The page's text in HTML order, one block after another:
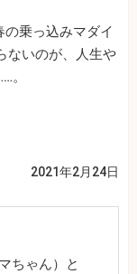
乗っ込みマダイ
ないのが、人生や
。
2021年2月24日
ちゃん）と